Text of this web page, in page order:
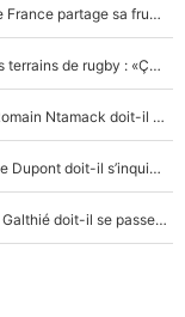
Mis de côté par Fabien Galthié, un joueur du XV de France partage sa frustration : «ils ne me l’ont pas dit tout de suite»
La raison d'être de Matthieu Jalibert en dehors des terrains de rugby : «Ça m'atteint autant que si tu touches à un membre de ma famille»
XV de France - Matthieu Jalibert a tout changé : Romain Ntamack doit-il s’inquiéter pour sa place à un an de la Coupe du monde ?
«Le XV de France est meilleur avec Lucu» : Antoine Dupont doit-il s’inquiéter pour sa place ?
Le XV de France a trouvé son remplaçant : Fabien Galthié doit-il se passer d'Antoine Dupont ?